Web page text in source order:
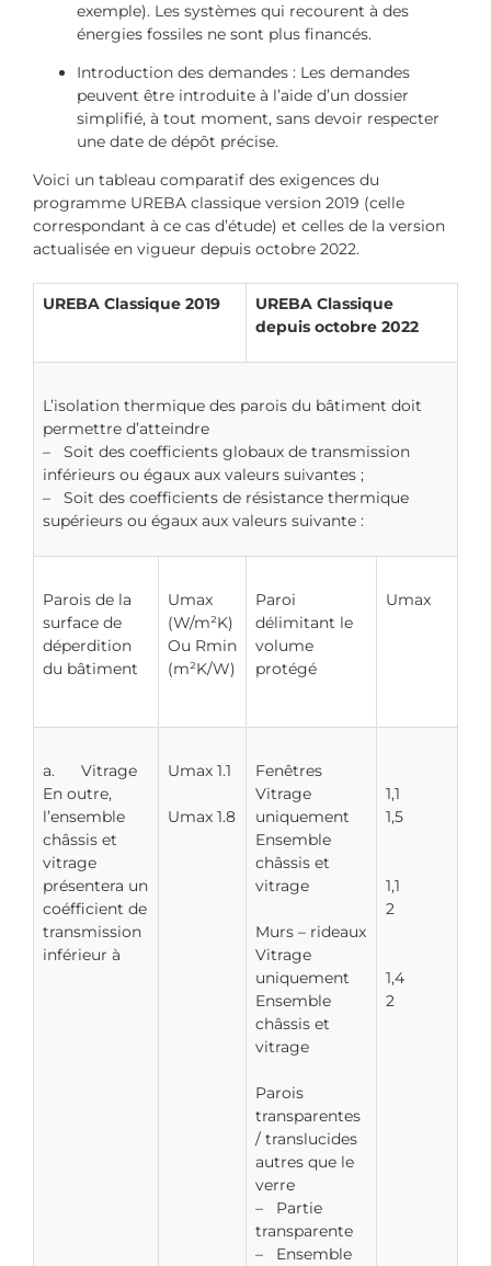
exemple). Les systèmes qui recourent à des
énergies fossiles ne sont plus financés.
Introduction des demandes : Les demandes
peuvent être introduite à l’aide d’un dossier
simplifié, à tout moment, sans devoir respecter
une date de dépôt précise.
Voici un tableau comparatif des exigences du
programme UREBA classique version 2019 (celle
correspondant à ce cas d’étude) et celles de la version
actualisée en vigueur depuis octobre 2022.
UREBA Classique 2019
UREBA Classique
depuis octobre 2022
L’isolation thermique des parois du bâtiment doit
permettre d’atteindre
– Soit des coefficients globaux de transmission
inférieurs ou égaux aux valeurs suivantes ;
– Soit des coefficients de résistance thermique
supérieurs ou égaux aux valeurs suivante :
Parois de la
surface de
déperdition
du bâtiment
Umax
(W/m²K)
Ou Rmin
(m²K/W)
Paroi
délimitant le
volume
protégé
Umax
a. Vitrage
En outre,
l’ensemble
châssis et
vitrage
présentera un
coéfficient de
transmission
inférieur à
Umax 1.1
Umax 1.8
Fenêtres
Vitrage
uniquement
Ensemble
châssis et
vitrage
Murs – rideaux
Vitrage
uniquement
Ensemble
châssis et
vitrage
Parois
transparentes
/ translucides
autres que le
verre
– Partie
transparente
– Ensemble
1,1
1,5
1,1
2
1,4
2